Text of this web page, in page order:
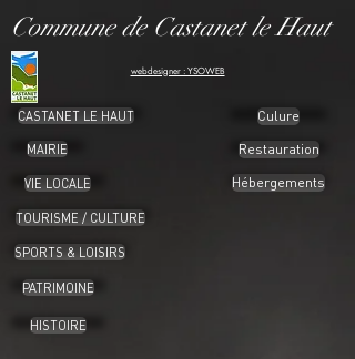
Commune de Castanet le Haut
webdesigner : YSOWEB
CASTANET LE HAUT
MAIRIE
VIE LOCALE
TOURISME / CULTURE
SPORTS & LOISIRS
PATRIMOINE
HISTOIRE
Culure
Restauration
Hébergements